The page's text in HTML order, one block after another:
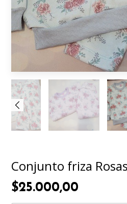
Conjunto friza Rosas
$25.000,00